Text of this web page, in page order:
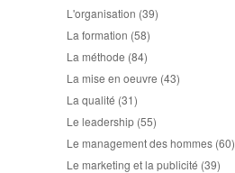
L'organisation (39)
La formation (58)
La méthode (84)
La mise en oeuvre (43)
La qualité (31)
Le leadership (55)
Le management des hommes (60)
Le marketing et la publicité (39)